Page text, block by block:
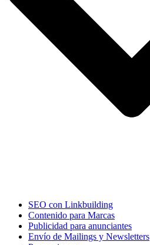
SEO con Linkbuilding
Contenido para Marcas
Publicidad para anunciantes
Envío de Mailings y Newsletters